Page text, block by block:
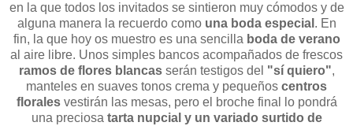
en la que todos los invitados se sintieron muy cómodos y de
alguna manera la recuerdo como una boda especial . En
fin, la que hoy os muestro es una sencilla boda de verano
al aire libre. Unos simples bancos acompañados de frescos
ramos de flores blancasserán testigos del "sí quiero",
manteles en suaves tonos crema y pequeños centros
floralesvestirán las mesas, pero el broche final lo pondrá
una preciosa tarta nupcial y un variado surtido de